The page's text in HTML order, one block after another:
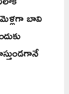
బావి